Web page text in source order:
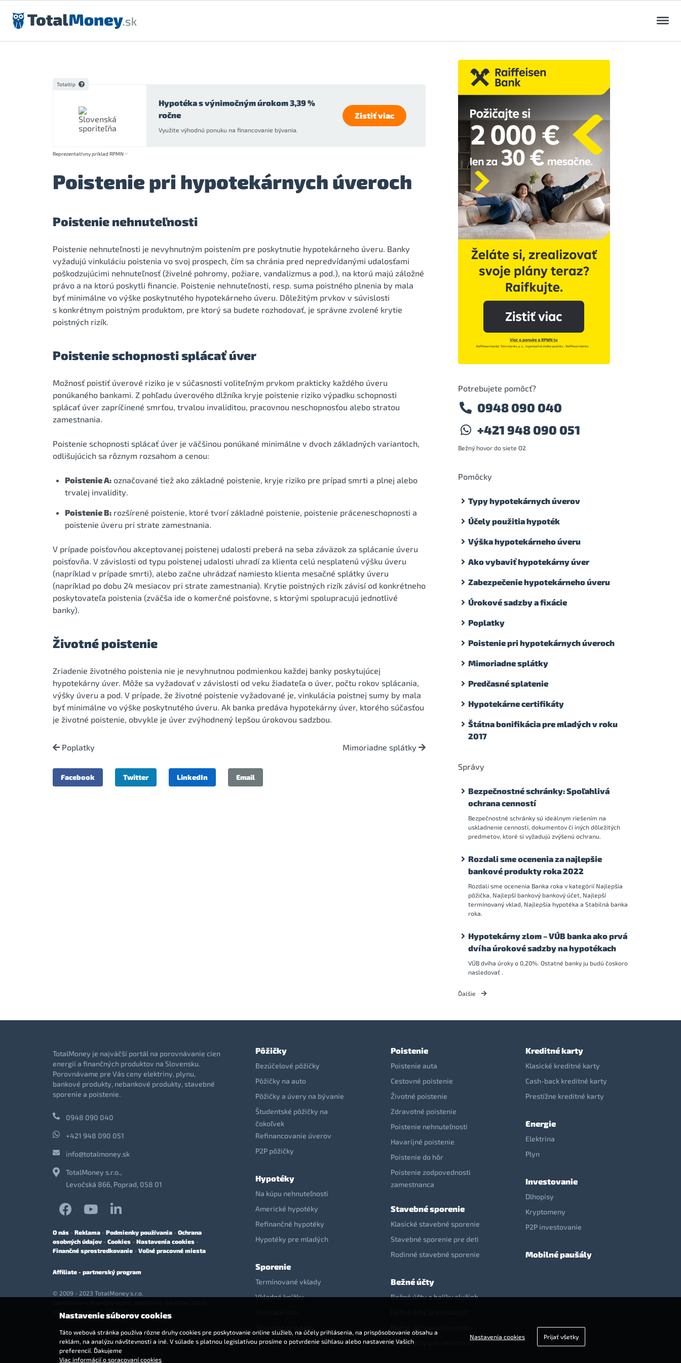
Preskočiť na obsah
Totaltip
Hypotéka s výnimočným úrokom 3,39 %
ročne
Využite výhodnú ponuku na financovanie bývania.
Zistiť viac
Reprezentatívny príklad RPMN
Poistenie pri hypotekárnych úveroch
Poistenie nehnuteľnosti
Poistenie nehnuteľnosti je nevyhnutným poistením pre poskytnutie hypotekárneho úveru. Banky
vyžadujú vinkuláciu poistenia vo svoj prospech, čím sa chránia pred nepredvídanými udalosťami
poškodzujúcimi nehnuteľnosť (živelné pohromy, požiare, vandalizmus a pod.), na ktorú majú záložné
právo a na ktorú poskytli financie. Poistenie nehnuteľnosti, resp. suma poistného plnenia by mala
byť minimálne vo výške poskytnutého hypotekárneho úveru. Dôležitým prvkov v súvislosti
s konkrétnym poistným produktom, pre ktorý sa budete rozhodovať, je správne zvolené krytie
poistných rizík.
Poistenie schopnosti splácať úver
Možnosť poistiť úverové riziko je v súčasnosti voliteľným prvkom prakticky každého úveru
ponúkaného bankami. Z pohľadu úverového dlžníka kryje poistenie riziko výpadku schopnosti
splácať úver zapríčinené smrťou, trvalou invaliditou, pracovnou neschopnosťou alebo stratou
zamestnania.
Poistenie schopnosti splácať úver je väčšinou ponúkané minimálne v dvoch základných variantoch,
odlišujúcich sa rôznym rozsahom a cenou:
Poistenie A: označované tiež ako základné poistenie, kryje riziko pre prípad smrti a plnej alebo
trvalej invalidity.
Poistenie B: rozšírené poistenie, ktoré tvorí základné poistenie, poistenie práceneschopnosti a
poistenie úveru pri strate zamestnania.
V prípade poisťovňou akceptovanej poistenej udalosti preberá na seba záväzok za splácanie úveru
poisťovňa. V závislosti od typu poistenej udalosti uhradí za klienta celú nesplatenú výšku úveru
(napríklad v prípade smrti), alebo začne uhrádzať namiesto klienta mesačné splátky úveru
(napríklad po dobu 24 mesiacov pri strate zamestnania). Krytie poistných rizík závisí od konkrétneho
poskytovateľa poistenia (zväčša ide o komerčné poisťovne, s ktorými spolupracujú jednotlivé
banky).
Životné poistenie
Zriadenie životného poistenia nie je nevyhnutnou podmienkou každej banky poskytujúcej
hypotekárny úver. Môže sa vyžadovať v závislosti od veku žiadateľa o úver, počtu rokov splácania,
výšky úveru a pod. V prípade, že životné poistenie vyžadované je, vinkulácia poistnej sumy by mala
byť minimálne vo výške poskytnutého úveru. Ak banka predáva hypotekárny úver, ktorého súčasťou
je životné poistenie, obvykle je úver zvýhodnený lepšou úrokovou sadzbou.
Poplatky Mimoriadne splátky
Facebook Twitter LinkedIn Email
Potrebujete pomôcť?
0948 090 040
+421 948 090 051
Bežný hovor do siete O2
Pomôcky
Typy hypotekárnych úverov
Účely použitia hypoték
Výška hypotekárneho úveru
Ako vybaviť hypotekárny úver
Zabezpečenie hypotekárneho úveru
Úrokové sadzby a fixácie
Poplatky
Poistenie pri hypotekárnych úveroch
Mimoriadne splátky
Predčasné splatenie
Hypotekárne certifikáty
Štátna bonifikácia pre mladých v roku
2017
Správy
Bezpečnostné schránky: Spoľahlivá
ochrana cenností
Bezpečnostné schránky sú ideálnym riešením na
uskladnenie cenností, dokumentov či iných dôležitých
predmetov, ktoré si vyžadujú zvýšenú ochranu.
Rozdali sme ocenenia za najlepšie
bankové produkty roka 2022
Rozdali sme ocenenia Banka roka v kategórií Najlepšia
pôžička, Najlepší bankový bankový účet, Najlepší
termínovaný vklad, Najlepšia hypotéka a Stabilná banka
roka.
Hypotekárny zlom – VÚB banka ako prvá
dvíha úrokové sadzby na hypotékach
VÚB dvíha úroky o 0,20%. Ostatné banky ju budú čoskoro
nasledovať .
Ďalšie
Pôžičky
Bezúčelové pôžičky
Pôžičky na auto
Pôžičky a úvery na bývanie
Študentské pôžičky na
čokoľvek
Refinancovanie úverov
P2P pôžičky
Hypotéky
Na kúpu nehnuteľnosti
Americké hypotéky
Refinančné hypotéky
Hypotéky pre mladých
Sporenie
Termínované vklady
Vkladné knížky
Poistenie
Poistenie auta
Cestovné poistenie
Životné poistenie
Zdravotné poistenie
Poistenie nehnuteľnosti
Havarijné poistenie
Poistenie do hôr
Poistenie zodpovednosti
zamestnanca
Stavebné sporenie
Klasické stavebné sporenie
Stavebné sporenie pre deti
Rodinné stavebné sporenie
Bežné účty
Bežné účty a balíky služieb
Bežné účty pre seniorov
Kreditné karty
Klasické kreditné karty
Cash-back kreditné karty
Prestížne kreditné karty
Energie
Elektrina
Plyn
Investovanie
Dlhopisy
Kryptomeny
P2P investovanie
Mobilné paušály
TotalMoney je najväčší portál na porovnávanie cien
energií a finančných produktov na Slovensku.
Porovnávame pre Vás ceny elektriny, plynu,
bankové produkty, nebankové produkty, stavebné
sporenie a poistenie.
0948 090 040
+421 948 090 051
info@totalmoney.sk
TotalMoney s.r.o.,
Levočská 866, Poprad, 058 01
O nás - Reklama - Podmienky používania - Ochrana
osobných údajov - Cookies - Nastavenia cookies -
Finančné sprostredkovanie - Voľné pracovné miesta
Affiliate - partnerský program
© 2009 - 2023 TotalMoney s.r.o.
Slovenska - reg. č. 127292)
Nastavenie súborov cookies
Táto webová stránka používa rôzne druhy cookies pre poskytovanie online služieb, na účely prihlásenia, na prispôsobovanie obsahu a
reklám, na analýzu návštevnosti a iné. V súlade s platnou legislatívou prosíme o potvrdenie súhlasu alebo nastavenie Vašich
preferencií. Ďakujeme
Viac informácií o spracovaní cookies
Nastavenia cookies Prijať všetky